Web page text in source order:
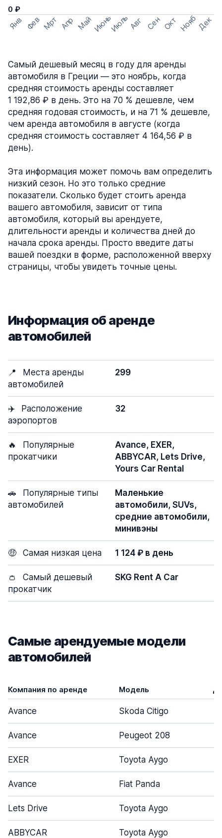
0 ₽
Янв Фев Мрт Апр МайИюньИюльАвг Сен Окт НоябДек
Самый дешевый месяц в году для аренды
автомобиля в Греции — это ноябрь, когда
средняя стоимость аренды составляет
1 192,86 ₽ в день. Это на 70 % дешевле, чем
средняя годовая стоимость, и на 71 % дешевле,
чем аренда автомобиля в августе (когда
средняя стоимость составляет 4 164,56 ₽ в
день).
Эта информация может помочь вам определить
низкий сезон. Но это только средние
показатели. Сколько будет стоить аренда
вашего автомобиля, зависит от типа
автомобиля, который вы арендуете,
длительности аренды и количества дней до
начала срока аренды. Просто введите даты
вашей поездки в форме, расположенной вверху
страницы, чтобы увидеть точные цены.
Информация об аренде
автомобилей
📍
Места аренды
автомобилей
299
✈️
Расположение
аэропортов
32
🔥
Популярные
прокатчики
Avance, EXER,
ABBYCAR, Lets Drive,
Yours Car Rental
🚗
Популярные типы
автомобилей
Маленькие
автомобили, SUVs,
средние автомобили,
минивэны
🤑 Самая низкая цена 1 124 ₽ в день
👛
Самый дешевый
прокатчик
SKG Rent A Car
Самые арендуемые модели
автомобилей
Компания по аренде Модель
Avance Skoda Citigo
Avance Peugeot 208
EXER Toyota Aygo
Avance Fiat Panda
Lets Drive Toyota Aygo
ABBYCAR Toyota Aygo